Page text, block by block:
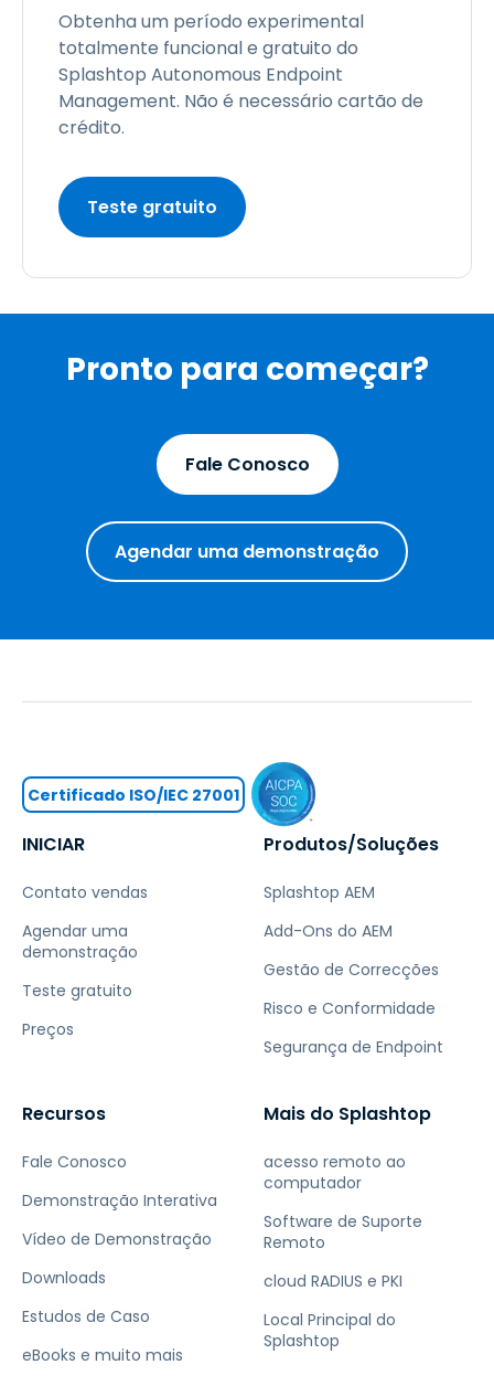
Obtenha um período experimental
totalmente funcional e gratuito do
Splashtop Autonomous Endpoint
Management. Não é necessário cartão de
crédito.
Teste gratuito
Pronto para começar?
Fale Conosco
Agendar uma demonstração
INICIAR
Contato vendas
Agendar uma
demonstração
Teste gratuito
Preços
Produtos/Soluções
Splashtop AEM
Add-Ons do AEM
Gestão de Correcções
Risco e Conformidade
Segurança de Endpoint
Recursos
Fale Conosco
Demonstração Interativa
Vídeo de Demonstração
Downloads
Estudos de Caso
eBooks e muito mais
Mais do Splashtop
acesso remoto ao
computador
Software de Suporte
Remoto
cloud RADIUS e PKI
Local Principal do
Splashtop
Certificado ISO/IEC 27001